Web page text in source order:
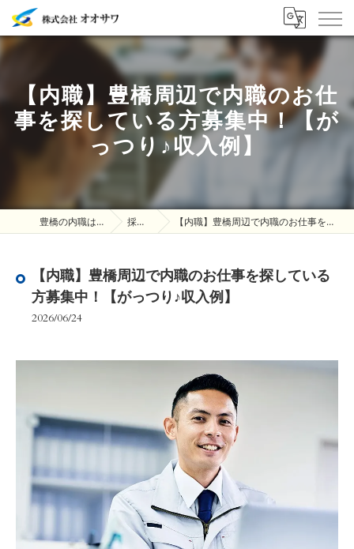
【内職】豊橋周辺で内職のお仕
事を探している方募集中！【が
っつり♪収入例】
豊橋の内職は株式会社オオサワ 採用ブログ 【内職】豊橋周辺で内職のお仕事を探している方募集中！【がっつり♪収入例】
【内職】豊橋周辺で内職のお仕事を探している
方募集中！【がっつり♪収入例】
2026/06/24